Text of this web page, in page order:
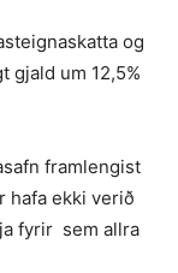
og
gjald um 12,5%
framlengist
hafa ekki verið
fyrir sem allra